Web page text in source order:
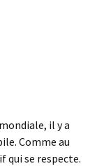
il y a
Comme au
se respecte.